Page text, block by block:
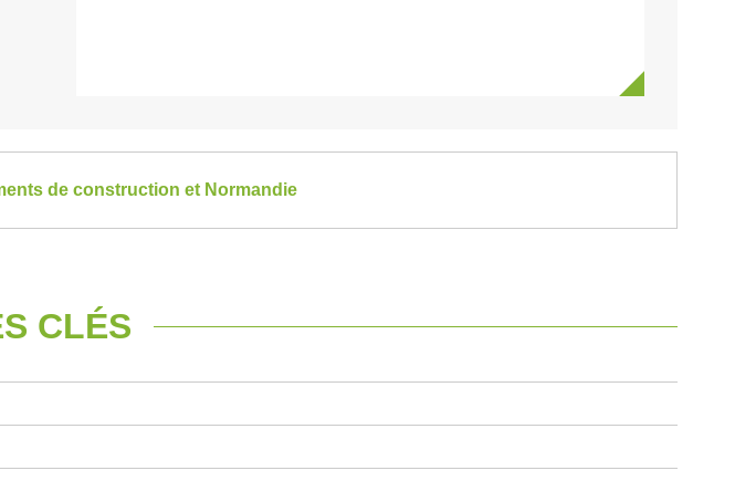
de construction et Normandie
CLÉS